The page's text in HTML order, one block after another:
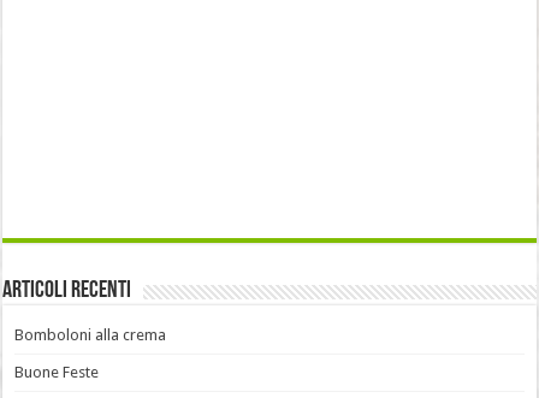
Articoli recenti
Bomboloni alla crema
Buone Feste